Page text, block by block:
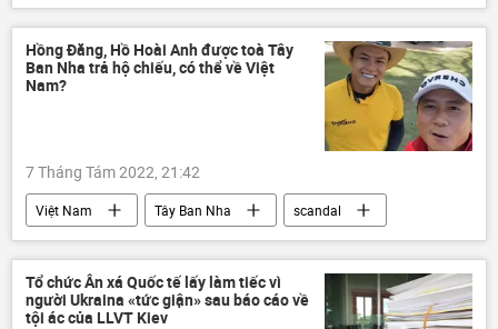
Thổ Nhĩ Kỳ
Cuộc khủng hoảng ở Ukraina
ngũ cốc
lương thực
Vận chuyển ngũ cốc Ukraina
Hồng Đăng, Hồ Hoài Anh được toà Tây
Ban Nha trả hộ chiếu, có thể về Việt
Nam?
7 Tháng Tám 2022, 21:42
Việt Nam Tây Ban Nha
scandal
vi phạm
hiếp dâm Pháp luật
Tổ chức Ân xá Quốc tế lấy làm tiếc vì
người Ukraina «tức giận» sau báo cáo về
tội ác của LLVT Kiev